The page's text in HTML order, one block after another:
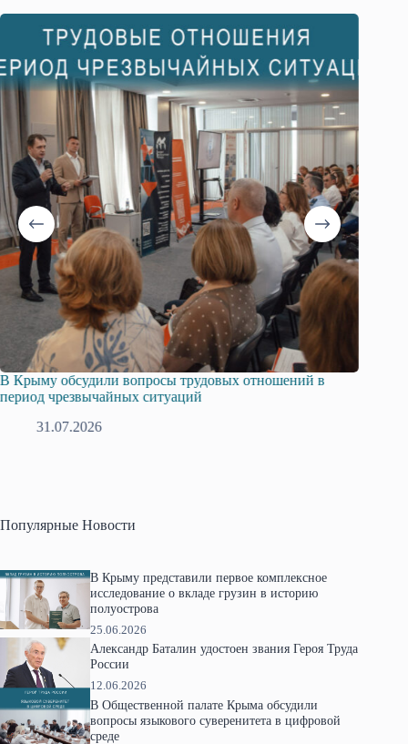
вопросы трудовых отношений в
ситуаций
Русская община
Популярные Новости
В Крыму представили первое комплексное
исследование о вкладе грузин в историю
полуострова
25.06.2026
Александр Баталин удостоен звания Героя Труда
России
12.06.2026
В Общественной палате Крыма обсудили
вопросы языкового суверенитета в цифровой
среде